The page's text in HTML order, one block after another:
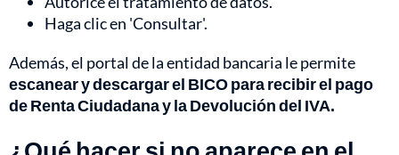
Haga clic en 'Consultar'.
Además, el portal de la entidad bancaria le permite
escanear y descargar el BICO para recibir el pago
de Renta Ciudadana y la Devolución del IVA.